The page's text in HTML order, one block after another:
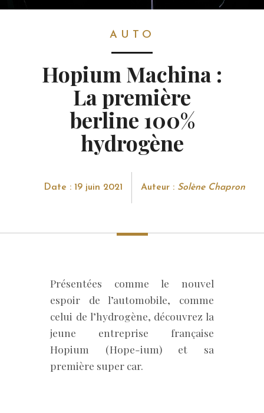
AUTO
Hopium Machina :
La première
berline 100%
hydrogène
Date : 19 juin 2021 Auteur : Solène Chapron
Présentées comme le nouvel
espoir de l’automobile, comme
celui de l’hydrogène, découvrez la
jeune entreprise française
Hopium (Hope-ium) et sa
première super car.